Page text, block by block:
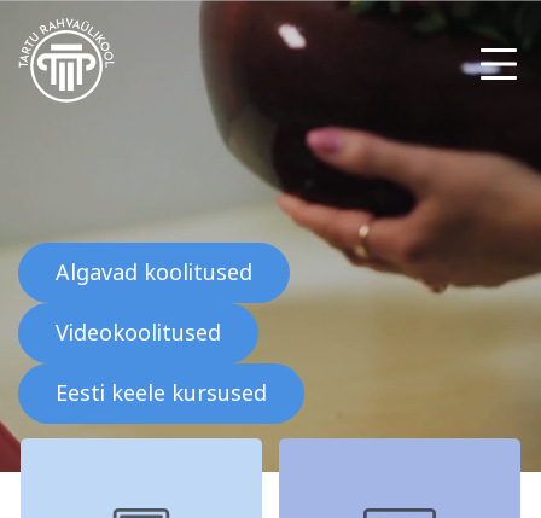
Keeled
Meist
Galerii
Kontakt
Blogi
Projektid
Algavad koolitused
Videokoolitused
Eesti keele kursused